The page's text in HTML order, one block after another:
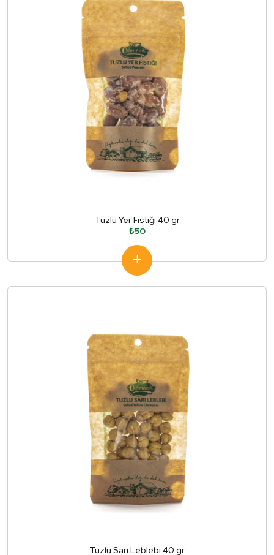
Tuzlu Yer Fıstığı 40 gr
₺50
Tuzlu Sarı Leblebi 40 gr